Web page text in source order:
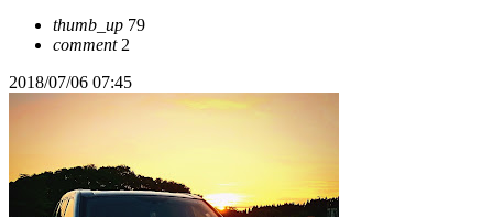
thumb_up 79
comment2
2018/07/06 07:45